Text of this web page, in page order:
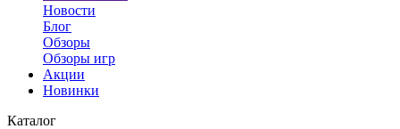
Новости
Блог
Обзоры
Обзоры игр
Акции
Новинки
Каталог